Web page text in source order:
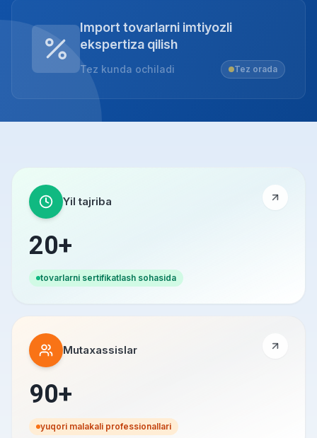
Import tovarlarni imtiyozli
ekspertiza qilish
Tez kunda ochiladi Tez orada
Yil tajriba
20+
tovarlarni sertifikatlash sohasida
Mutaxassislar
90+
yuqori malakali professionallari